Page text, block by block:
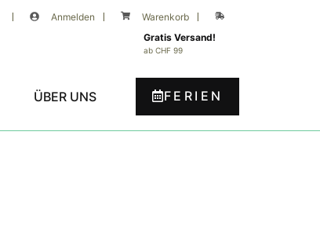
Anmelden Warenkorb
Gratis Versand!
ab CHF 99
ÜBER UNS FERIEN